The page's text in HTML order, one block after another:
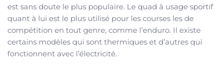
est sans doute le plus populaire. Le quad à usage sportif
quant à lui est le plus utilisé pour les courses les de
compétition en tout genre, comme l’enduro. Il existe
certains modèles qui sont thermiques et d’autres qui
fonctionnent avec l’électricité.